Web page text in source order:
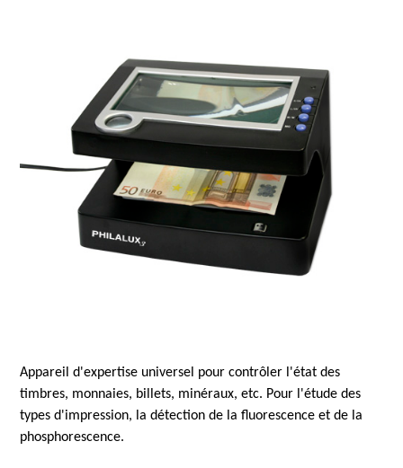
Appareil d'expertise universel pour contrôler l'état des
timbres, monnaies, billets, minéraux, etc. Pour l'étude des
types d'impression, la détection de la fluorescence et de la
phosphorescence.